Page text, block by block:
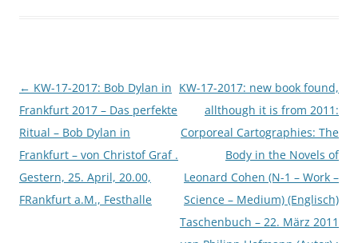
Beitragsnavigation
← KW-17-2017: Bob Dylan in
Frankfurt 2017 – Das perfekte
Ritual – Bob Dylan in
Frankfurt – von Christof Graf .
Gestern, 25. April, 20.00,
FRankfurt a.M., Festhalle
KW-17-2017: new book found,
allthough it is from 2011:
Corporeal Cartographies: The
Body in the Novels of
Leonard Cohen (N-1 – Work –
Science – Medium) (Englisch)
Taschenbuch – 22. März 2011